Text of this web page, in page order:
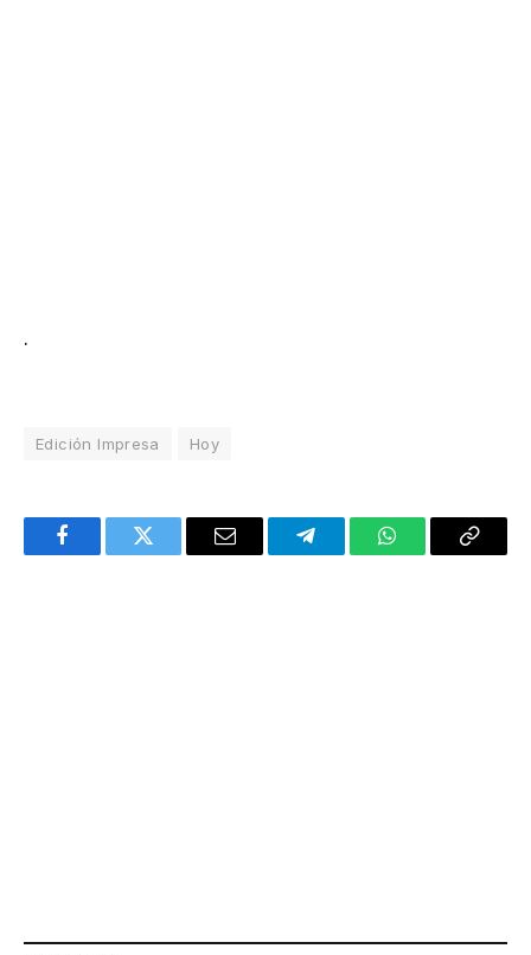
.
Edición Impresa Hoy
FacebookTwitter Email TelegramWhatsAppCopy